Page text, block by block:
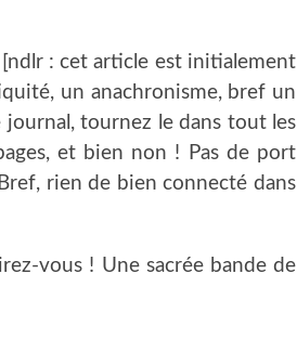
[ndlr : cet article est initialement
un anachronisme, bref un
journal, tournez le dans tout les
et bien non ! Pas de port
rien de bien connecté dans
vous ! Une sacrée bande de